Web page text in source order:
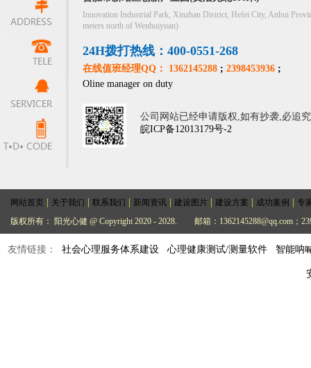
Innovation Industrial Park, Xinzhan District, Hefei City, Anhui
meters north of Wenhuiyuan)
24H拨打热线：400-0551-268
在线值班经理QQ： 1362145288 ; 2398453936 ;
Oline manager on duty
公司网站已经申请版权,如有抄袭,必追
皖ICP备12013179号-2
网站首页 关于我们 联系我们 新闻资讯 建设图片 建设方案 成功案例
专
版权所有： 阳光心健 @ Copyright 2020 - 2028.
邮箱：1362145288@qq.com；
友情链接： 社会心理服务体系建设 心理健康测试/测量软件 智能呐